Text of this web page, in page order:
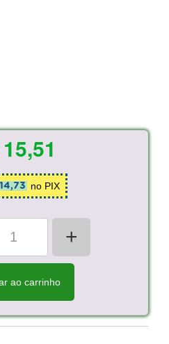
no PIX
+
ao carrinho